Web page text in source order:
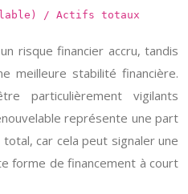
/ Actifs totaux
risque financier accru, tandis
meilleure stabilité financière.
particulièrement vigilants
représente une part
car cela peut signaler une
forme de financement à court